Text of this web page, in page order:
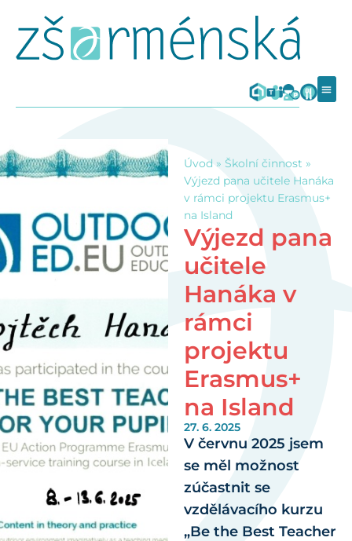
Úvod » Školní činnost »
Výjezd pana učitele Hanáka
v rámci projektu Erasmus+
na Island
Výjezd pana
učitele
Hanáka v
rámci
projektu
Erasmus+
na Island
27. 6. 2025
V červnu 2025 jsem
se měl možnost
zúčastnit se
vzdělávacího kurzu
„Be the Best Teacher